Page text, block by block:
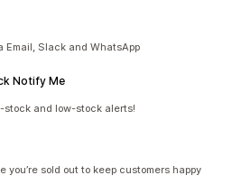
Email, Slack and WhatsApp
Notify Me
stock and low-stock alerts!
you’re sold out to keep customers happy